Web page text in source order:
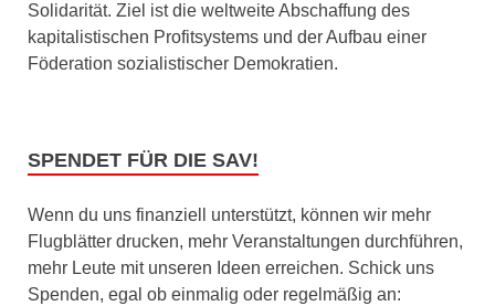
Solidarität. Ziel ist die weltweite Abschaffung des
kapitalistischen Profitsystems und der Aufbau einer
Föderation sozialistischer Demokratien.
SPENDET FÜR DIE SAV!
Wenn du uns finanziell unterstützt, können wir mehr
Flugblätter drucken, mehr Veranstaltungen durchführen,
mehr Leute mit unseren Ideen erreichen. Schick uns
Spenden, egal ob einmalig oder regelmäßig an: